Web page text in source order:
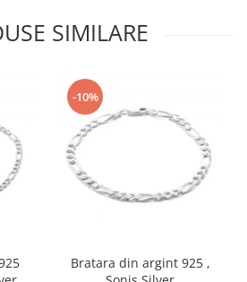
SIMILARE
-10%
Bratara din argint 925 ,